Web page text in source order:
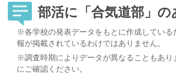
部活に「合気道部」の
※各学校の発表データをもとに作成している
報が掲載されているわけではありません。
※調査時期によりデータが異なることもあり
にご確認ください。